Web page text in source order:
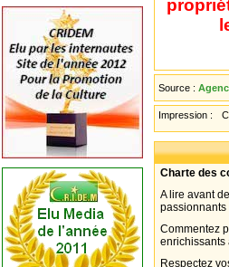
Source :
Impression :
Charte des
A lire avant
passionnants
Commentez
enrichissants
Respectez